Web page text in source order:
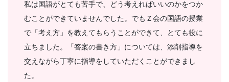
私は国語がとても苦手で、どう考えればいいのかをつか
むことができていませんでした。でもＺ会の国語の授業
で「考え方」を教えてもらうことができて、とても役に
立ちました。「答案の書き方」については、添削指導を
交えながら丁寧に指導をしていただくことができまし
た。